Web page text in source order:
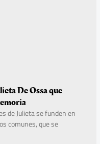
De Ossa que
de Julieta se funden en
comunes, que se